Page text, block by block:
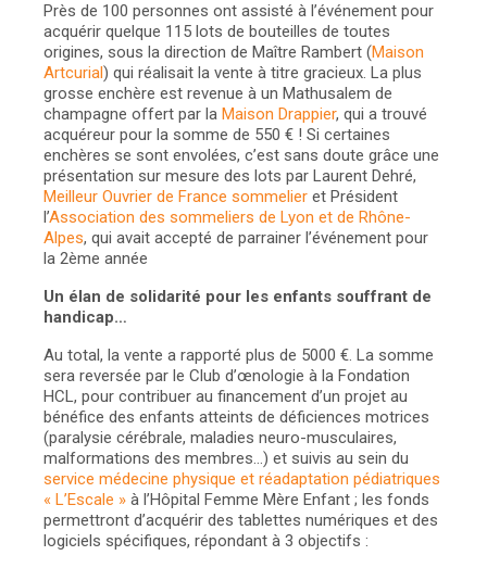
Près de 100 personnes ont assisté à l’événement pour
acquérir quelque 115 lots de bouteilles de toutes
origines, sous la direction de Maître Rambert (Maison
Artcurial) qui réalisait la vente à titre gracieux. La plus
grosse enchère est revenue à un Mathusalem de
champagne offert par la Maison Drappier, qui a trouvé
acquéreur pour la somme de 550 € ! Si certaines
enchères se sont envolées, c’est sans doute grâce une
présentation sur mesure des lots par Laurent Dehré,
Meilleur Ouvrier de France sommelier et Président
l’Association des sommeliers de Lyon et de Rhône-
Alpes, qui avait accepté de parrainer l’événement pour
la 2ème année
Un élan de solidarité pour les enfants souffrant de
handicap…
Au total, la vente a rapporté plus de 5000 €. La somme
sera reversée par le Club d’œnologie à la Fondation
HCL, pour contribuer au financement d’un projet au
bénéfice des enfants atteints de déficiences motrices
(paralysie cérébrale, maladies neuro-musculaires,
malformations des membres…) et suivis au sein du
service médecine physique et réadaptation pédiatriques
« L’Escale » à l’Hôpital Femme Mère Enfant ; les fonds
permettront d’acquérir des tablettes numériques et des
logiciels spécifiques, répondant à 3 objectifs :